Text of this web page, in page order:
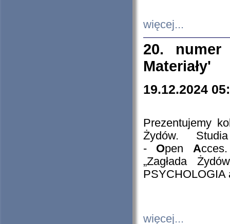
więcej...
20. numer
Materiały'
19.12.2024
Prezentujemy
Żydów.
- Open A
„Zagłada
PSYCHOLOGIA
więcej...